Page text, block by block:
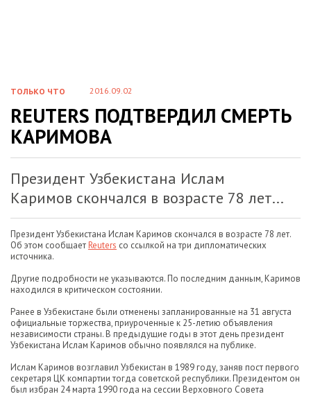
ТОЛЬКО ЧТО 2016.09.02
REUTERS ПОДТВЕРДИЛ СМЕРТЬ
КАРИМОВА
Президент Узбекистана Ислам
Каримов скончался в возрасте 78 лет...
Президент Узбекистана Ислам Каримов скончался в возрасте 78 лет.
Об этом сообщаетReuters со ссылкой на три дипломатических
источника.
Другие подробности не указываются. По последним данным, Каримов
находился в критическом состоянии.
Ранее в Узбекистане были отменены запланированные на 31 августа
официальные торжества, приуроченные к 25-летию объявления
независимости страны. В предыдущие годы в этот день президент
Узбекистана Ислам Каримов обычно появлялся на публике.
Ислам Каримов возглавил Узбекистан в 1989 году, заняв пост первого
секретаря ЦК компартии тогда советской республики. Президентом он
был избран 24 марта 1990 года на сессии Верховного Совета